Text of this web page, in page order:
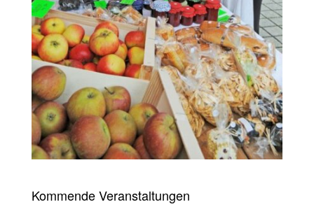
Kommende Veranstaltungen